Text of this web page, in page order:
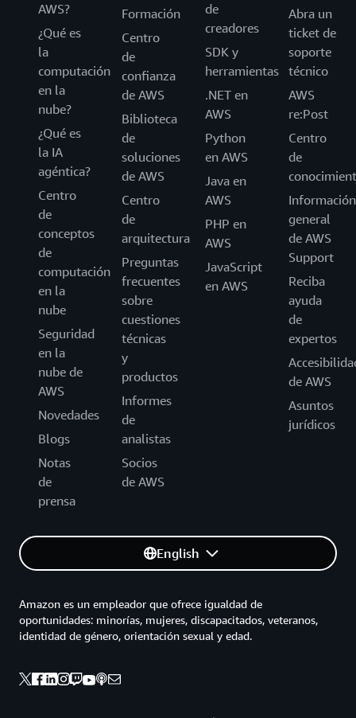
AWS?
¿Qué es
la
computación
en la
nube?
¿Qué es
la IA
agéntica?
Centro
de
conceptos
de
computación
en la
nube
Seguridad
en la
nube de
AWS
Novedades
Blogs
Notas
de
prensa
Formación
Centro
de
confianza
de AWS
Biblioteca
de
soluciones
de AWS
Centro
de
arquitectura
Preguntas
frecuentes
sobre
cuestiones
técnicas
y
productos
Informes
de
analistas
Socios
de AWS
de
creadores
SDK y
herramientas
.NET en
AWS
Python
en AWS
Java en
AWS
PHP en
AWS
JavaScript
en AWS
Abra un
ticket de
soporte
técnico
AWS
re:Post
Centro
de
Información
general
de AWS
Support
Reciba
ayuda
de
expertos
de AWS
Asuntos
jurídicos
English
Amazon es un empleador que ofrece igualdad de
oportunidades: minorías, mujeres, discapacitados, veteranos,
identidad de género, orientación sexual y edad.